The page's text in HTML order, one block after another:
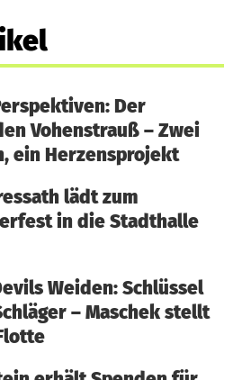
Der
Vohenstrauß – Zwei
ein Herzensprojekt
lädt zum
in die Stadthalle
Weiden: Schlüssel
– Maschek stellt